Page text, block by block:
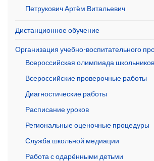
Петрукович Артём Витальевич
Дистанционное обучение
Организация учебно-воспитательного
Всероссийская олимпиада школьников
Всероссийские проверочные работы
Диагностические работы
Расписание уроков
Региональные оценочные процедуры
Служба школьной медиации
Работа с одарёнными детьми